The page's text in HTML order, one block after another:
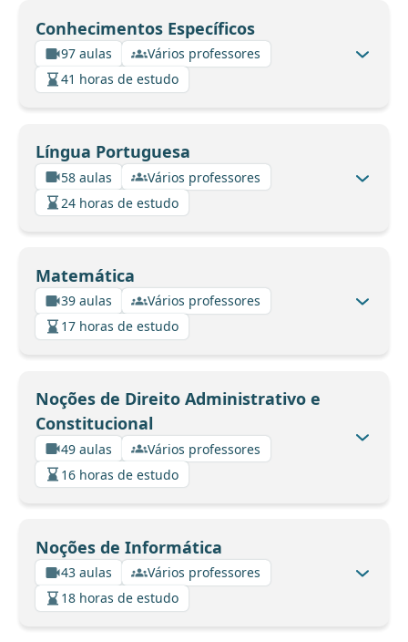
Conhecimentos Específicos
97 aulas
Vários professores
41 horas de estudo
Língua Portuguesa
58 aulas
Vários professores
24 horas de estudo
Matemática
39 aulas
Vários professores
17 horas de estudo
Noções de Direito Administrativo e
Constitucional
49 aulas
Vários professores
16 horas de estudo
Noções de Informática
43 aulas
Vários professores
18 horas de estudo